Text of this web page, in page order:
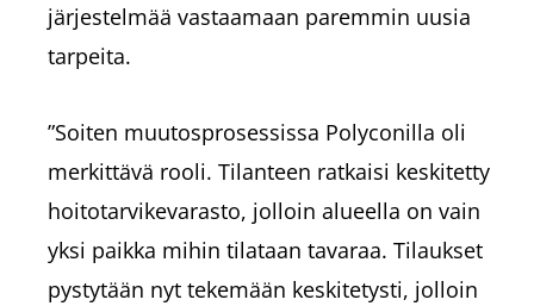
järjestelmää vastaamaan paremmin uusia
tarpeita.
”Soiten muutosprosessissa Polyconilla oli
merkittävä rooli. Tilanteen ratkaisi keskitetty
hoitotarvikevarasto, jolloin alueella on vain
yksi paikka mihin tilataan tavaraa. Tilaukset
pystytään nyt tekemään keskitetysti, jolloin